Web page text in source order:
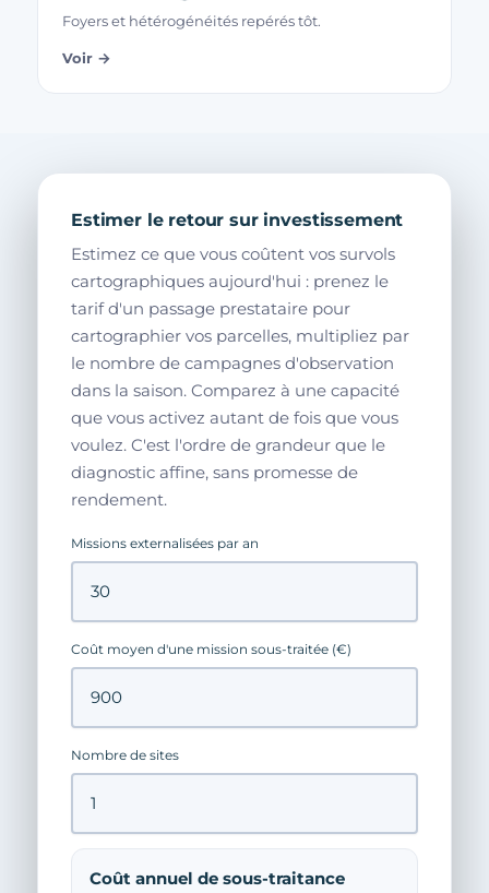
Foyers et hétérogénéités repérés tôt.
Voir →
Estimer le retour sur investissement
Estimez ce que vous coûtent vos survols
cartographiques aujourd'hui : prenez le
tarif d'un passage prestataire pour
cartographier vos parcelles, multipliez par
le nombre de campagnes d'observation
dans la saison. Comparez à une capacité
que vous activez autant de fois que vous
voulez. C'est l'ordre de grandeur que le
diagnostic affine, sans promesse de
rendement.
Missions externalisées par an
Coût moyen d'une mission sous-traitée (€)
Nombre de sites
Coût annuel de sous-traitance